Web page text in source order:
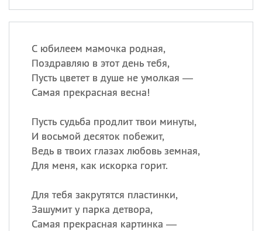
С юбилеем мамочка родная,
Поздравляю в этот день тебя,
Пусть цветет в душе не умолкая —
Самая прекрасная весна!
Пусть судьба продлит твои минуты,
И восьмой десяток побежит,
Ведь в твоих глазах любовь земная,
Для меня, как искорка горит.
Для тебя закрутятся пластинки,
Зашумит у парка детвора,
Самая прекрасная картинка —